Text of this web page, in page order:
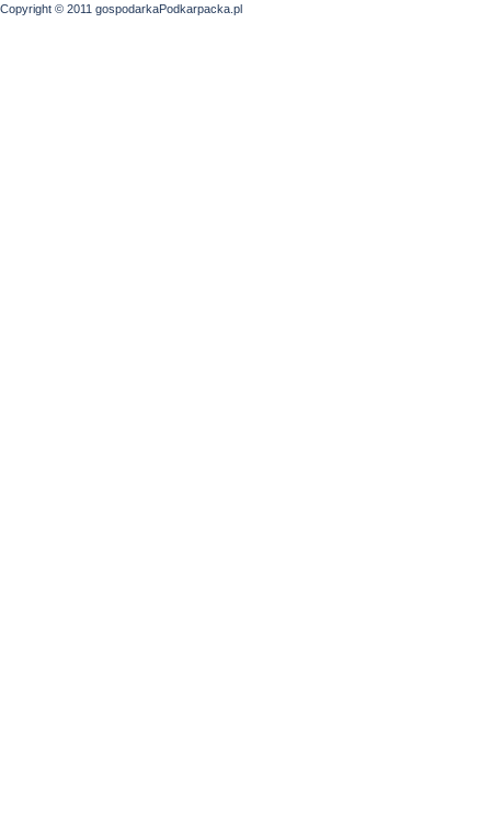
Copyright © 2011 gospodarkaPodkarpacka.pl